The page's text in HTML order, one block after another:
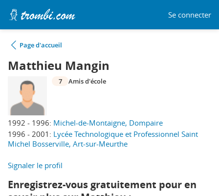
Se connecter
Page d'accueil
Matthieu Mangin
1992 - 1996: Michel-de-Montaigne, Dompaire
1996 - 2001: Lycée Technologique et Professionnel Saint
Michel Bosserville, Art-sur-Meurthe
7 Amis d'école
Signaler le profil
Enregistrez-vous gratuitement pour en